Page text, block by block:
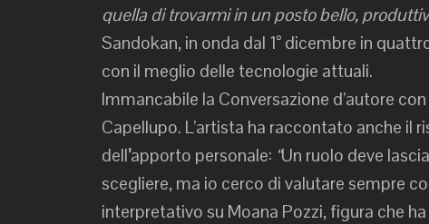
quella di trovarmi in un posto bello,
Sandokan, in onda dal 1° dicembre in
con il meglio delle tecnologie attuali.
Immancabile la Conversazione d’autore con
Capellupo. L’artista ha raccontato anche il
dell’apporto personale: “Un ruolo deve
scegliere, ma io cerco di valutare sempre
interpretativo su Moana Pozzi, figura che